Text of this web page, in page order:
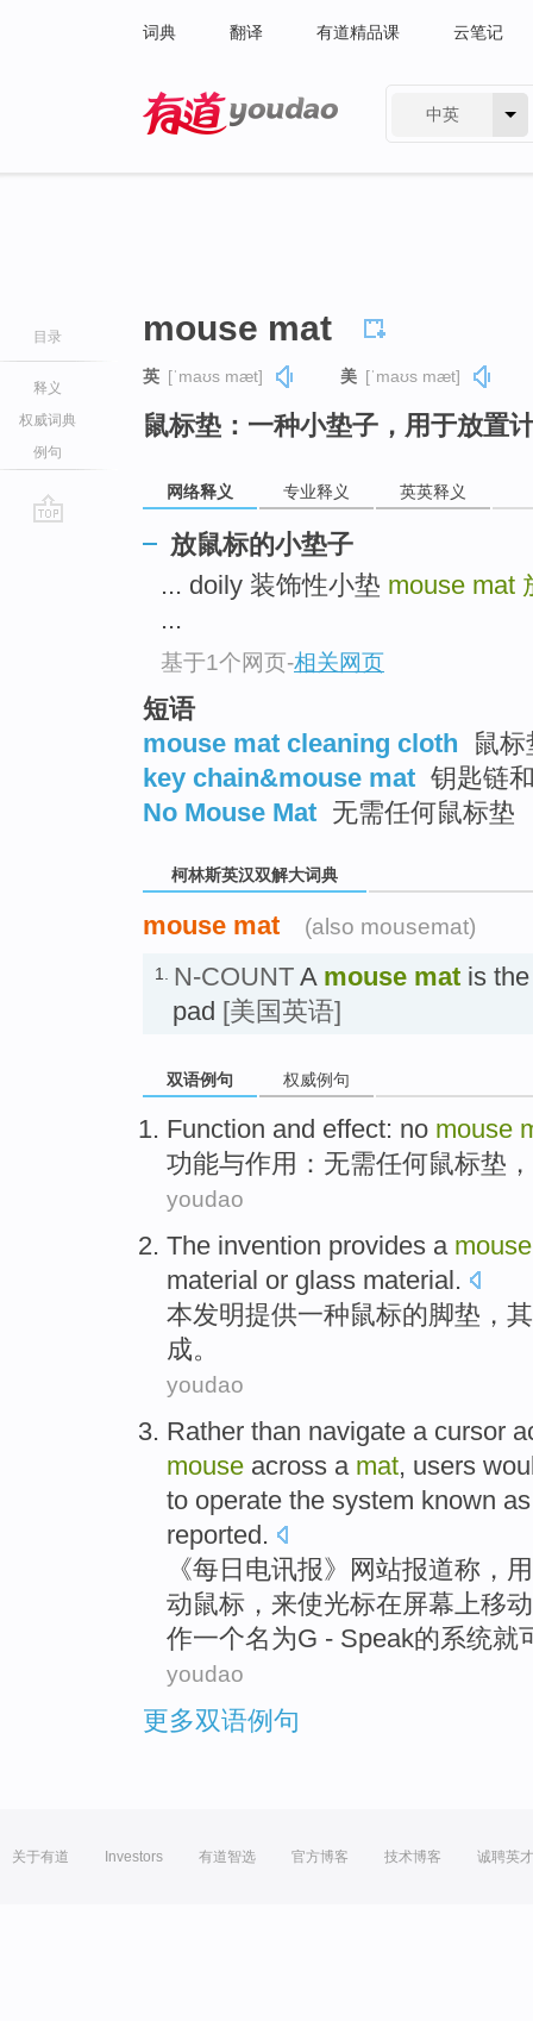
词典 翻译 有道精品课 云笔记
中英
目录
释义
权威词典
例句
mouse mat
英 [ˈmaʊs mæt] 美 [ˈmaʊs mæt]
鼠标垫：一种小垫子，用于放置
网络释义 专业释义 英英释义
放鼠标的小垫子
... doily 装饰性小垫 mouse mat
...
基于1个网页-相关网页
短语
mouse mat cleaning cloth
鼠
key chain&mouse mat 钥匙链
No Mouse Mat 无需任何鼠标垫
柯林斯英汉双解大词典
mouse mat (also mousemat)
1. N-COUNT A mouse mat is
pad [美国英语]
双语例句 权威例句
Function and effect: no mouse
功能与作用 ： 无需任何鼠标垫 ，
youdao
The invention provides a mouse
material or glass material.
本发明提供一种鼠标的脚垫 ， 其
成。
youdao
Rather than navigate a cursor
mouse across a mat, users
to operate the system known
reported.
《每日电讯报》网站报道称 ，
动鼠标，来使光标在屏幕上移
作一个名为G - Speak的系统就
youdao
更多双语例句
关于有道 Investors 有道智选 官方博客 技术博客 诚聘英才